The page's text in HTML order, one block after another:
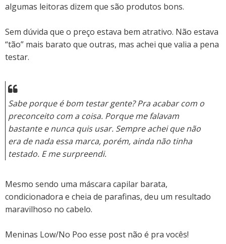
algumas leitoras dizem que são produtos bons.
Sem dúvida que o preço estava bem atrativo. Não estava
“tão” mais barato que outras, mas achei que valia a pena
testar.
Sabe porque é bom testar gente? Pra acabar com o
preconceito com a coisa. Porque me falavam
bastante e nunca quis usar. Sempre achei que não
era de nada essa marca, porém, ainda não tinha
testado. E me surpreendi.
Mesmo sendo uma máscara capilar barata,
condicionadora e cheia de parafinas, deu um resultado
maravilhoso no cabelo.
Meninas Low/No Poo esse post não é pra vocês!